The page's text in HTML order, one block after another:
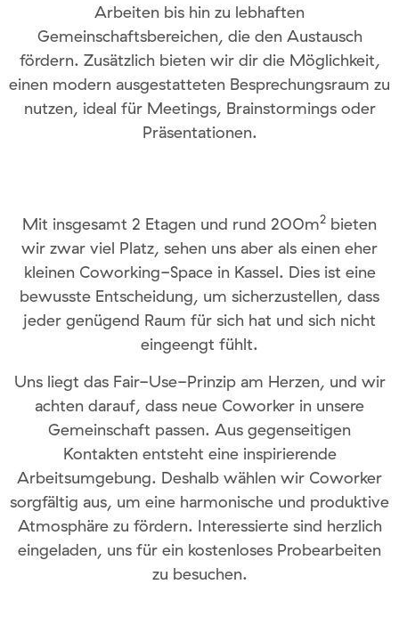
Arbeiten bis hin zu lebhaften
Gemeinschaftsbereichen, die den Austausch
fördern. Zusätzlich bieten wir dir die Möglichkeit,
einen modern ausgestatteten Besprechungsraum zu
nutzen, ideal für Meetings, Brainstormings oder
Präsentationen.
Mit insgesamt 2 Etagen und rund 200m2 bieten
wir zwar viel Platz, sehen uns aber als einen eher
kleinen Coworking-Space in Kassel. Dies ist eine
bewusste Entscheidung, um sicherzustellen, dass
jeder genügend Raum für sich hat und sich nicht
eingeengt fühlt.
Uns liegt das Fair-Use-Prinzip am Herzen, und wir
achten darauf, dass neue Coworker in unsere
Gemeinschaft passen. Aus gegenseitigen
Kontakten entsteht eine inspirierende
Arbeitsumgebung. Deshalb wählen wir Coworker
sorgfältig aus, um eine harmonische und produktive
Atmosphäre zu fördern. Interessierte sind herzlich
eingeladen, uns für ein kostenloses Probearbeiten
zu besuchen.